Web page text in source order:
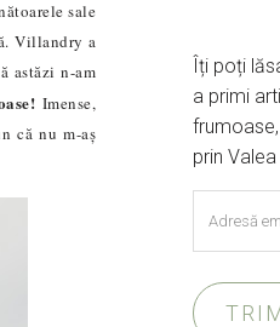
sale
. Villandry a
astăzi n-am
Imense,
că nu m-aș
Îți poți
a primi
prin
email